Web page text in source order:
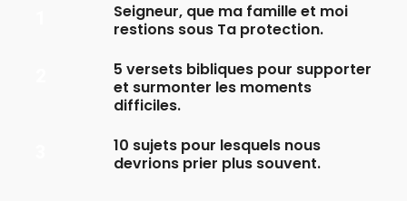
Seigneur, que ma famille et moi
restions sous Ta protection.
5 versets bibliques pour supporter
et surmonter les moments
difficiles.
10 sujets pour lesquels nous
devrions prier plus souvent.